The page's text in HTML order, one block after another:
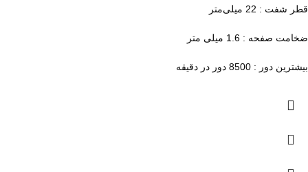
قطر شفت : 22 میلی‌متر
ضخامت صفحه : 1.6 میلی متر
بیشترین دور : 8500 دور در دقیقه